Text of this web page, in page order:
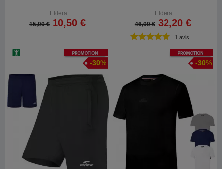
Eldera
15,00 € 10,50 €
Eldera
46,00 € 32,20 €
1 avis
Promotion
-30%
Promotion
-30%